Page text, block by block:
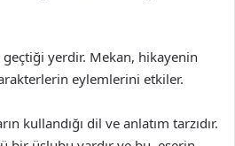
yerdir. Mekan, hikayenin
eylemlerini etkiler.
kullandığı dil ve anlatım tarzıdır.